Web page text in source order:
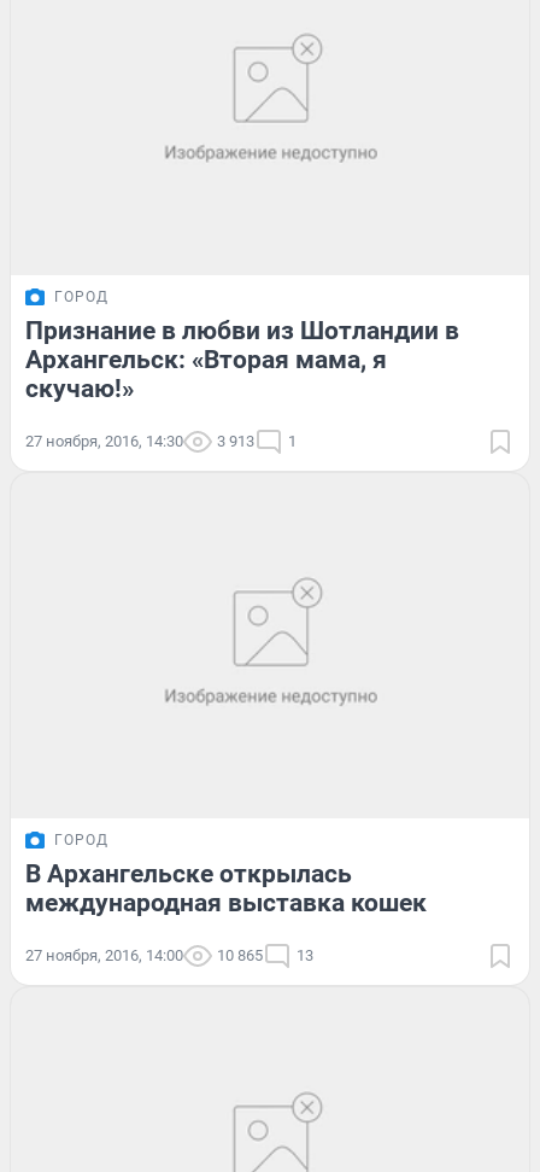
ГОРОД
Признание в любви из Шотландии в
Архангельск: «Вторая мама, я
скучаю!»
27 ноября, 2016, 14:30 3 913 1
ГОРОД
В Архангельске открылась
международная выставка кошек
27 ноября, 2016, 14:00 10 865 13